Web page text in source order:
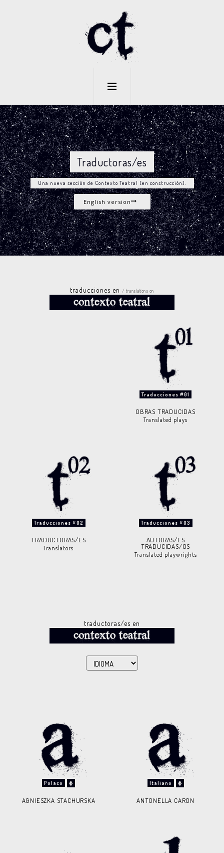
Traductoras/es
Una nueva sección de Contexto Teatral (en construcción).
English version
traducciones en/ translations on
Traducciones #01
OBRAS TRADUCIDAS
Translated plays
Traducciones #02
TRADUCTORAS/ES
Translators
Traducciones #03
AUTORAS/ES
TRADUCIDAS/OS
Translated playwrights
traductoras/es en
Polaco
AGNIESZKA STACHURSKA
Italiano
ANTONELLA CARON